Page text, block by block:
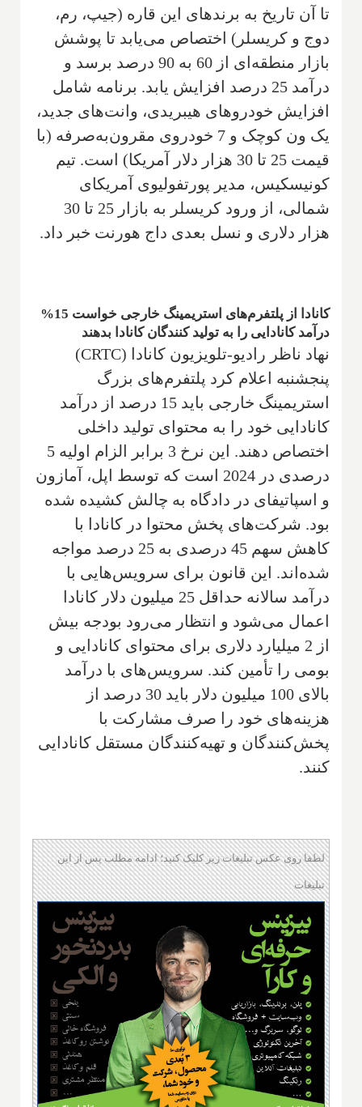
تا آن تاریخ به برندهای این قاره (جیپ، رم،
دوج و کریسلر) اختصاص می‌یابد تا پوشش
بازار منطقه‌ای از 60 به 90 درصد برسد و
درآمد 25 درصد افزایش یابد. برنامه شامل
افزایش خودروهای هیبریدی، وانت‌های جدید،
یک ون کوچک و 7 خودروی مقرون‌به‌صرفه (با
قیمت 25 تا 30 هزار دلار آمریکا) است. تیم
کونیسکیس، مدیر پورتفولیوی آمریکای
شمالی، از ورود کریسلر به بازار 25 تا 30
هزار دلاری و نسل بعدی داج هورنت خبر داد.
کانادا از پلتفرم‌های استریمینگ خارجی خواست 15%
درآمد کانادایی را به تولید کنندگان کانادا بدهند
نهاد ناظر رادیو-تلویزیون کانادا (CRTC)
پنجشنبه اعلام کرد پلتفرم‌های بزرگ
استریمینگ خارجی باید 15 درصد از درآمد
کانادایی خود را به محتوای تولید داخلی
اختصاص دهند. این نرخ 3 برابر الزام اولیه 5
درصدی در 2024 است که توسط اپل، آمازون
و اسپاتیفای در دادگاه به چالش کشیده شده
بود. شرکت‌های پخش محتوا در کانادا با
کاهش سهم 45 درصدی به 25 درصد مواجه
شده‌اند. این قانون برای سرویس‌هایی با
درآمد سالانه حداقل 25 میلیون دلار کانادا
اعمال می‌شود و انتظار می‌رود بودجه بیش
از 2 میلیارد دلاری برای محتوای کانادایی و
بومی را تأمین کند. سرویس‌های با درآمد
بالای 100 میلیون دلار باید 30 درصد از
هزینه‌های خود را صرف مشارکت با
پخش‌کنندگان و تهیه‌کنندگان مستقل کانادایی
کنند.
لطفا روی عکس تبلیغات زیر کلیک کنید؛ ادامه مطلب پس از این
تبلیغات